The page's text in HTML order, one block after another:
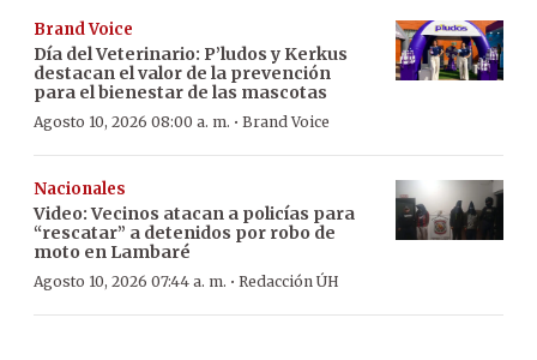
Brand Voice
Día del Veterinario: P’ludos y Kerkus
destacan el valor de la prevención
para el bienestar de las mascotas
Agosto 10, 2026 08:00 a. m. · Brand Voice
Nacionales
Video: Vecinos atacan a policías para
“rescatar” a detenidos por robo de
moto en Lambaré
Agosto 10, 2026 07:44 a. m. · Redacción ÚH